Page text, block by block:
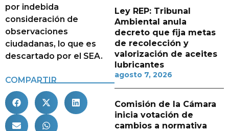
por indebida
consideración de
observaciones
ciudadanas, lo que es
descartado por el SEA.
COMPARTIR
Ley REP: Tribunal
Ambiental anula
decreto que fija metas
de recolección y
valorización de aceites
lubricantes
agosto 7, 2026
Comisión de la Cámara
inicia votación de
cambios a normativa